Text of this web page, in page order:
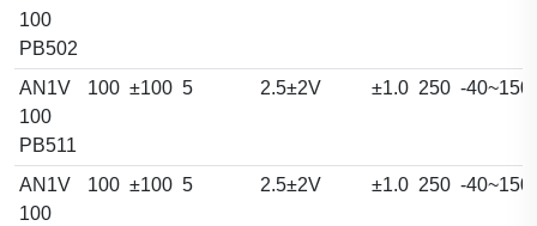
100
PB502
AN1V
100
PB511
100 ±100 5 2.5±2V ±1.0 250 -40~150
AN1V
100
100 ±100 5 2.5±2V ±1.0 250 -40~150